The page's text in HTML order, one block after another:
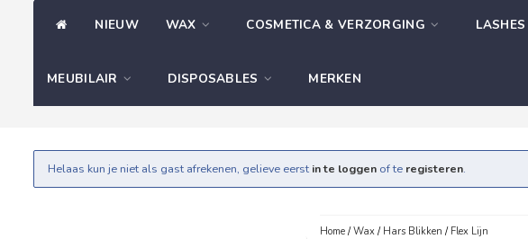
NIEUW WAX COSMETICA & VERZORGING
MEUBILAIR DISPOSABLES MERKEN
Helaas kun je niet als gast afrekenen, gelieve eerst in te loggen of te registeren.
Home/Wax/ Hars Blikken / Flex Lijn